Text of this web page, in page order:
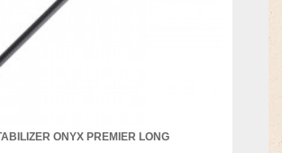
ONYX PREMIER LONG